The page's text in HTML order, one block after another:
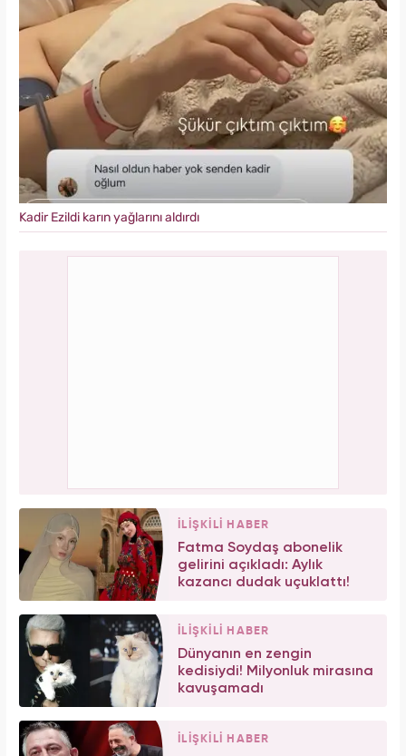
Kadir Ezildi karın yağlarını aldırdı
İLİŞKİLİ HABER
Fatma Soydaş abonelik
gelirini açıkladı: Aylık
kazancı dudak uçuklattı!
İLİŞKİLİ HABER
Dünyanın en zengin
kedisiydi! Milyonluk mirasına
kavuşamadı
İLİŞKİLİ HABER